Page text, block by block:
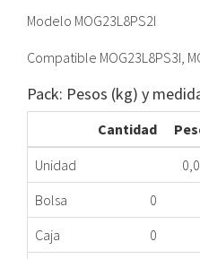
Modelo MOG23L8PS2I
Compatible MOG23L8PS3I,
Pack: Pesos (kg) y
Cantidad
Unidad
Bolsa
0
Caja
0